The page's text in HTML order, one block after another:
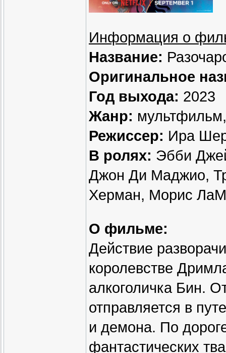
Информация о
Название:
Оригинальное
Год выхода: 2023
Жанр:
Режиссер: Ира
В ролях: Эбби
Джон Ди Маджио,
Херман, Морис
О фильме:
Действие
королевстве
алкоголичка Бин.
отправляется в
и демона. По
фантастических